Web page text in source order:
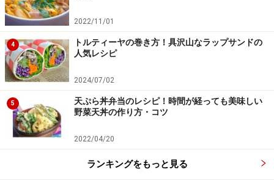
2022/11/01
4
トルティーヤの巻き方！具沢山なラップサンドの
人気レシピ
2024/07/02
5
天ぷら丼弁当のレシピ！時間が経っても美味しい
野菜天丼の作り方・コツ
2022/04/20
ランキングをもっと見る